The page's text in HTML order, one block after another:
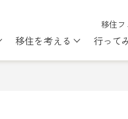
移住
submenu for ちくま
移住を考える Show行って